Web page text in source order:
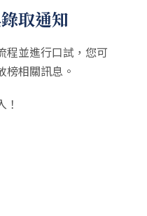
取通知
程並進行口試，您可
榜相關訊息。